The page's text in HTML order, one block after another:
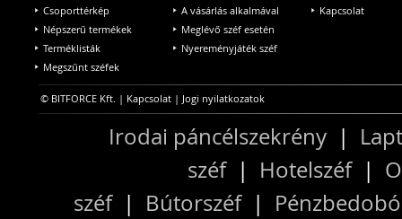
Csoporttérkép
Népszerű termékek
Terméklisták
Megszűnt széfek
A vásárlás alkalmával
Meglévő széf esetén
Nyereményjáték széf
Kapcsolat
© BITFORCE Kft. | Kapcsolat | Jogi nyilatkozatok
Irodai páncélszekrény |
széf| Hotelszéf|
széf| Bútorszéf|